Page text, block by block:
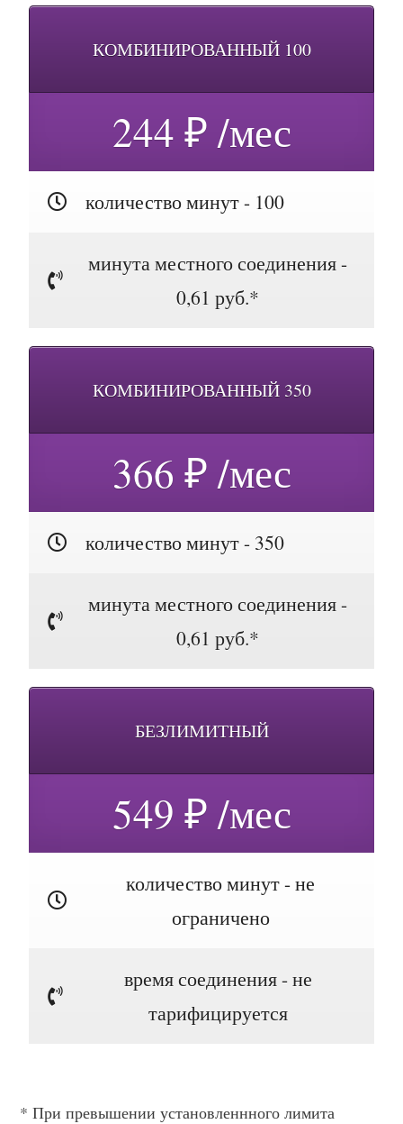
КОМБИНИРОВАННЫЙ 100
244 ₽ /мес
количество минут - 100
минута местного соединения -
0,61 руб.*
КОМБИНИРОВАННЫЙ 350
366 ₽ /мес
количество минут - 350
минута местного соединения -
0,61 руб.*
БЕЗЛИМИТНЫЙ
549 ₽ /мес
количество минут - не
ограничено
время соединения - не
тарифицируется
* При превышении установленнного лимита